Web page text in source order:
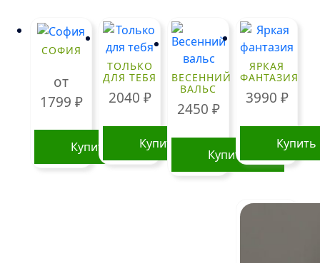
СОФИЯ
от
1799 ₽
Купить
ТОЛЬКО
ДЛЯ ТЕБЯ
2040 ₽
Купить
ВЕСЕННИЙ
ВАЛЬС
2450 ₽
Купить
ЯРКАЯ
ФАНТАЗИЯ
3990 ₽
Купить